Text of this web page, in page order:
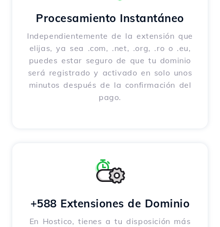
Procesamiento Instantáneo
Independientemente de la extensión que
elijas, ya sea .com, .net, .org, .ro o .eu,
puedes estar seguro de que tu dominio
será registrado y activado en solo unos
minutos después de la confirmación del
pago.
+588 Extensiones de Dominio
En Hostico, tienes a tu disposición más